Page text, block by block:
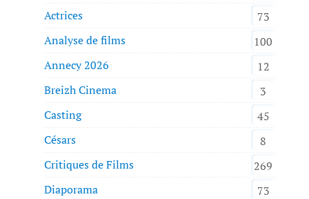
Actrices
73
Analyse de films
100
Annecy 2026
12
Breizh Cinema
3
Casting
45
Césars
8
Critiques de Films
269
Diaporama
73